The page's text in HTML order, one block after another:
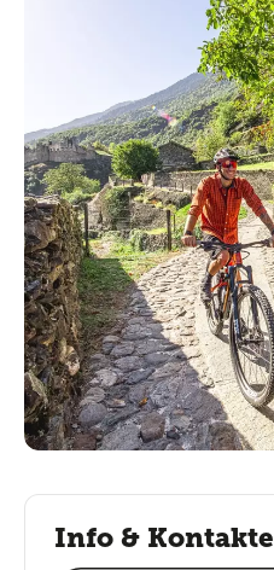
Info & Kontakte